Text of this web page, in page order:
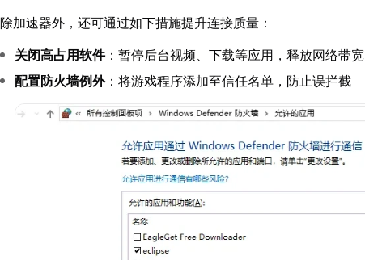
除加速器外，还可通过如下措施提升连接质量：
关闭高占用软件：暂停后台视频、下载等应用，释放网络带宽
配置防火墙例外：将游戏程序添加至信任名单，防止误拦截